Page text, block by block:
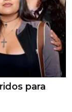
para